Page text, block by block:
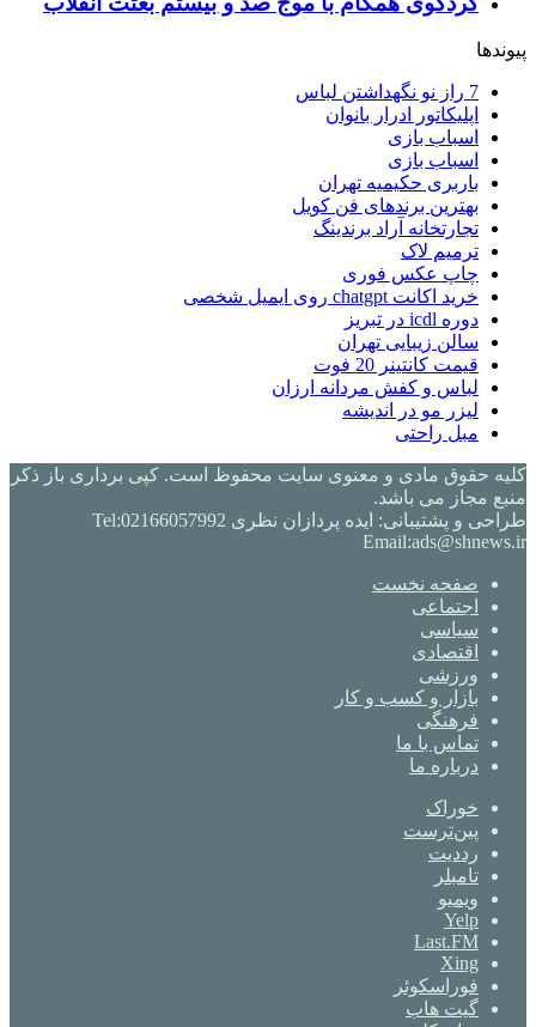
پیوندها
7 راز نو نگهداشتن لباس
اپلیکاتور ادرار بانوان
اسباب بازی
اسباب بازی
باربری حکیمیه تهران
بهترین برندهای فن کویل
تجارتخانه آراد برندینگ
ترمیم لاک
چاپ عکس فوری
خرید اکانت chatgpt روی ایمیل شخصی
دوره icdl در تبریز
سالن زیبایی تهران
قیمت کانتینر 20 فوت
لباس و کفش مردانه ارزان
لیزر مو در اندیشه
مبل راحتی
کلیه حقوق مادی و معنوی سایت محفوظ است. کپی برداری باز ذکر
منبع مجاز می باشد.
طراحی و پشتیبانی: ایده پردازان نظری Tel:02166057992
Email:ads@shnews.ir
صفحه نخست
اجتماعی
سیاسی
اقتصادی
ورزشی
بازار و کسب و کار
فرهنگی
تماس با ما
درباره ما
خوراک
‫پین‌ترست
‫رددیت
‫تامبلر
ویمیو
Yelp
Last.FM
Xing
فوراسکوئر
گیت ‌هاب